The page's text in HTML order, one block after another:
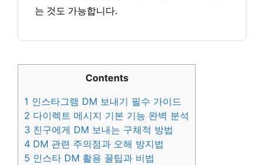
는 것도 가능합니다.
Contents
1 인스타그램 DM 보내기 필수 가이드
2 다이렉트 메시지 기본 기능 완벽 분석
3 친구에게 DM 보내는 구체적 방법
4 DM 관련 주의점과 오해 방지법
5 인스타 DM 활용 꿀팁과 비법